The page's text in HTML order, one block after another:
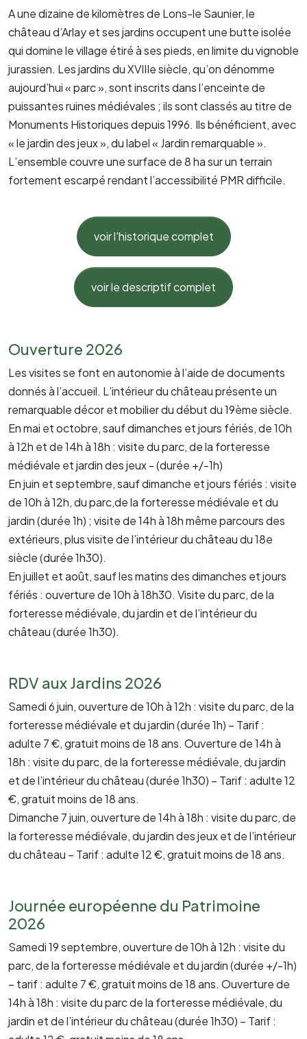
A une dizaine de kilomètres de Lons-le Saunier, le
château d’Arlay et ses jardins occupent une butte isolée
qui domine le village étiré à ses pieds, en limite du vignoble
jurassien. Les jardins du XVIIIe siècle, qu’on dénomme
aujourd’hui « parc », sont inscrits dans l’enceinte de
puissantes ruines médiévales ; ils sont classés au titre de
Monuments Historiques depuis 1996. Ils bénéficient, avec
« le jardin des jeux », du label « Jardin remarquable ».
L’ensemble couvre une surface de 8 ha sur un terrain
fortement escarpé rendant l’accessibilité PMR difficile.
voir l'historique complet
voir le descriptif complet
Ouverture 2026
Les visites se font en autonomie à l’aide de documents
donnés à l’accueil. L’intérieur du château présente un
remarquable décor et mobilier du début du 19ème siècle.
En mai et octobre, sauf dimanches et jours fériés, de 10h
à 12h et de 14h à 18h : visite du parc, de la forteresse
médiévale et jardin des jeux - (durée +/-1h)
En juin et septembre, sauf dimanche et jours fériés : visite
de 10h à 12h, du parc,de la forteresse médiévale et du
jardin (durée 1h) ; visite de 14h à 18h même parcours des
extérieurs, plus visite de l’intérieur du château du 18e
siècle (durée 1h30).
En juillet et août, sauf les matins des dimanches et jours
fériés : ouverture de 10h à 18h30. Visite du parc, de la
forteresse médiévale, du jardin et de l’intérieur du
château (durée 1h30).
RDV aux Jardins 2026
Samedi 6 juin, ouverture de 10h à 12h : visite du parc, de la
forteresse médiévale et du jardin (durée 1h) – Tarif :
adulte 7 €, gratuit moins de 18 ans. Ouverture de 14h à
18h : visite du parc, de la forteresse médiévale, du jardin
et de l’intérieur du château (durée 1h30) – Tarif : adulte 12
€, gratuit moins de 18 ans.
Dimanche 7 juin, ouverture de 14h à 18h : visite du parc, de
la forteresse médiévale, du jardin des jeux et de l’intérieur
du château – Tarif : adulte 12 €, gratuit moins de 18 ans.
Journée européenne du Patrimoine
2026
Samedi 19 septembre, ouverture de 10h à 12h : visite du
parc, de la forteresse médiévale et du jardin (durée +/-1h)
– tarif : adulte 7 €, gratuit moins de 18 ans. Ouverture de
14h à 18h : visite du parc de la forteresse médiévale, du
jardin et de l’intérieur du château (durée 1h30) – Tarif :